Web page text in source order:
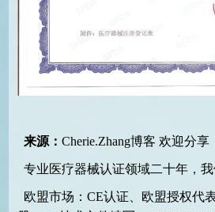
来源： Cherie.Zhang博客 欢迎分享
专业医疗器械认证领域二十年，我
欧盟市场：CE认证、欧盟授权代